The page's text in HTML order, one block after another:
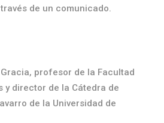
de un comunicado.
profesor de la Facultad
y director de la Cátedra de
de la Universidad de